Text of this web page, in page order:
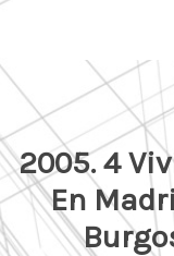
2005. 4
En